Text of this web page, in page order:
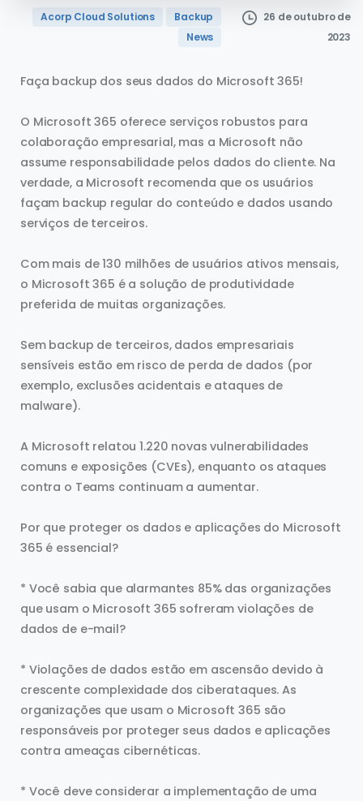
Acorp Cloud Solutions
Backup
News
26 de outubro de
2023
Faça backup dos seus dados do Microsoft 365!
O Microsoft 365 oferece serviços robustos para
colaboração empresarial, mas a Microsoft não
assume responsabilidade pelos dados do cliente. Na
verdade, a Microsoft recomenda que os usuários
façam backup regular do conteúdo e dados usando
serviços de terceiros.
Com mais de 130 milhões de usuários ativos mensais,
o Microsoft 365 é a solução de produtividade
preferida de muitas organizações.
Sem backup de terceiros, dados empresariais
sensíveis estão em risco de perda de dados (por
exemplo, exclusões acidentais e ataques de
malware).
A Microsoft relatou 1.220 novas vulnerabilidades
comuns e exposições (CVEs), enquanto os ataques
contra o Teams continuam a aumentar.
Por que proteger os dados e aplicações do Microsoft
365 é essencial?
* Você sabia que alarmantes 85% das organizações
que usam o Microsoft 365 sofreram violações de
dados de e-mail?
* Violações de dados estão em ascensão devido à
crescente complexidade dos ciberataques. As
organizações que usam o Microsoft 365 são
responsáveis por proteger seus dados e aplicações
contra ameaças cibernéticas.
* Você deve considerar a implementação de uma